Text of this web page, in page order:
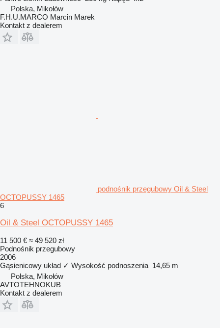
Polska, Mikołów
F.H.U.MARCO Marcin Marek
Kontakt z dealerem
podnośnik przegubowy Oil & Steel
OCTOPUSSY 1465
6
Oil & Steel OCTOPUSSY 1465
11 500 € ≈ 49 520 zł
Podnośnik przegubowy
2006
Gąsienicowy układ ✓ Wysokość podnoszenia 14,65 m
Polska, Mikołów
AVTOTEHNOKUB
Kontakt z dealerem